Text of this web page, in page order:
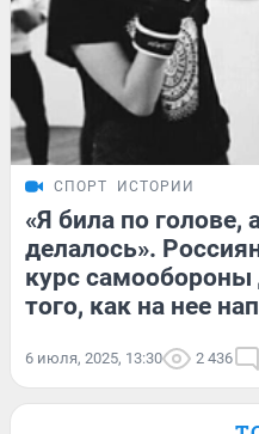
СПОРТ ИСТОРИИ
«Я била по голове,
делалось».
курс
того, как на нее
6 июля, 2025, 13:30 2 436